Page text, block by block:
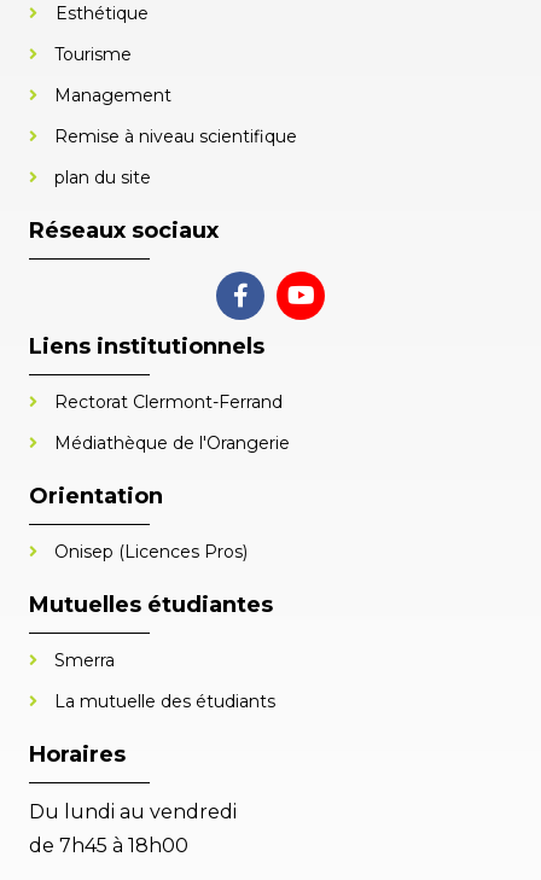
Esthétique
Tourisme
Management
Remise à niveau scientifique
plan du site
Réseaux sociaux
Liens institutionnels
Rectorat Clermont-Ferrand
Médiathèque de l'Orangerie
Orientation
Onisep (Licences Pros)
Mutuelles étudiantes
Smerra
La mutuelle des étudiants
Horaires
Du lundi au vendredi
de 7h45 à 18h00